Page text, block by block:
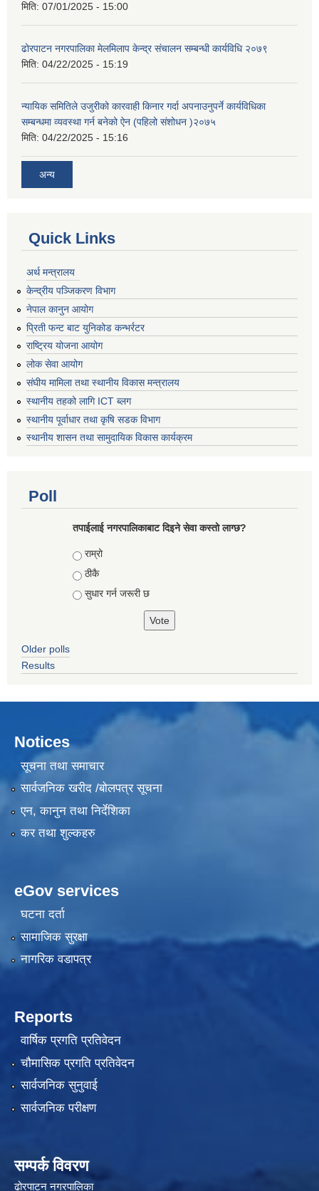
मिति: 07/01/2025 - 15:00
ढोरपाटन नगरपालिका मेलमिलाप केन्द्र संचालन सम्बन्धी कार्यविधि २०७९
मिति: 04/22/2025 - 15:19
न्यायिक समितिले उजुरीको कारवाही किनार गर्दा अपनाउनुपर्ने कार्यविधिका
सम्बन्धमा व्यवस्था गर्न बनेको ऐन (पहिलो संशोधन )२०७५
मिति: 04/22/2025 - 15:16
अन्य
Quick Links
अर्थ मन्त्रालय
केन्द्रीय पञ्जिकरण विभाग
नेपाल कानुन आयोग
प्रिती फन्ट बाट युनिकोड कन्भर्रटर
राष्ट्रिय योजना आयोग
लोक सेवा आयोग
संघीय मामिला तथा स्थानीय विकास मन्त्रालय
स्थानीय तहको लागि ICT ब्लग
स्थानीय पूर्वाधार तथा कृषि सडक विभाग
स्थानीय शासन तथा सामुदायिक विकास कार्यक्रम
Poll
तपाईलाई नगरपालिकाबाट दिइने सेवा कस्तो लाग्छ?
Choices
राम्रो
ठीकै
सुधार गर्न जरूरी छ
Older polls
Results
Notices
सूचना तथा समाचार
सार्वजनिक खरीद /बोलपत्र सूचना
एन, कानुन तथा निर्देशिका
कर तथा शुल्कहरु
eGov services
घटना दर्ता
सामाजिक सुरक्षा
नागरिक वडापत्र
Reports
वार्षिक प्रगति प्रतिवेदन
चौमासिक प्रगति प्रतिवेदन
सार्वजनिक सुनुवाई
सार्वजनिक परीक्षण
सम्पर्क विवरण
ढोरपाटन नगरपालिका